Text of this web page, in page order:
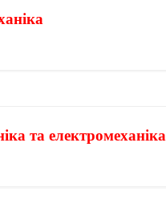
та електромеханіка